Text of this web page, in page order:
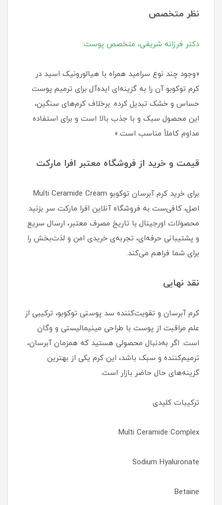
نظر متخصص
دکتر فرزانه شریفی، متخصص پوست:
«وجود چند نوع سرامید همراه با هیالورونیک اسید در
کرم توکوبو آن را به گزینه‌ای ایده‌آل برای ترمیم پوست
حساس و خشک تبدیل کرده. برخلاف کرم‌های سنگین،
این محصول سبک و با جذب بالا است و برای استفاده
مداوم کاملاً مناسب است.»
قیمت و خرید از فروشگاه معتبر افرا مارکت
برای خرید کرم آبرسان توکوبو Multi Ceramide Cream
اصل، کافی‌ست به فروشگاه آنلاین افرا مارکت سر بزنید.
محصولات اورجینال با تاریخ مصرف معتبر، ارسال سریع
و پشتیبانی حرفه‌ای، تجربه‌ی خریدی امن و لذت‌بخش را
برای شما فراهم می‌کند.
نقد نهایی
کرم آبرسان و تقویت‌کننده سد پوستی توکوبو، ترکیبی از
علم مراقبت از پوست با طراحی مینیمالیستی و وگان
است. اگر به‌دنبال محصولی هستید که همزمان آبرسان،
ترمیم‌کننده و سبک باشد، این کرم یکی از بهترین
گزینه‌های حال حاضر بازار است.
ترکیبات کلیدی
Multi Ceramide Complex
Sodium Hyaluronate
Betaine